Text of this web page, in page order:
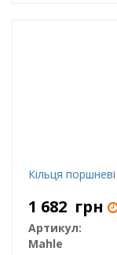
Кільця поршневі
1 682 грн
Артикул:
Mahle